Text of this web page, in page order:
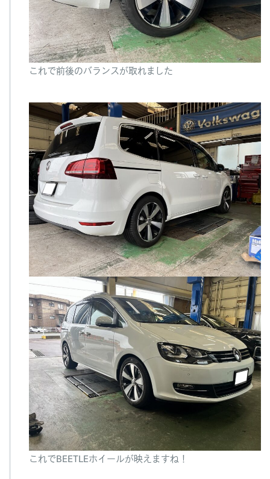
これで前後のバランスが取れました
これでBEETLEホイールが映えますね！